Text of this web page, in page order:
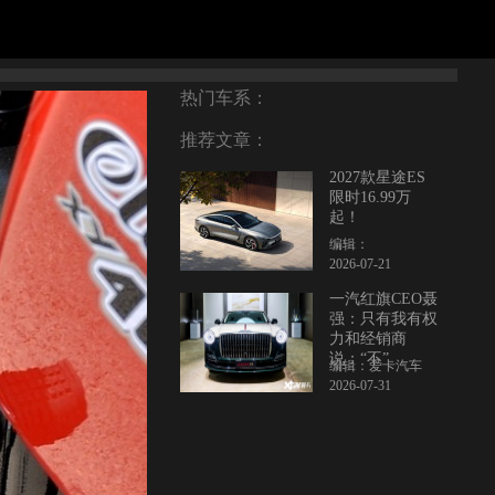
热门车系：
推荐文章：
2027款星途ES
限时16.99万
起！
编辑：
2026-07-21
一汽红旗CEO聂
强：只有我有权
力和经销商
说：“不”
编辑：爱卡汽车
2026-07-31